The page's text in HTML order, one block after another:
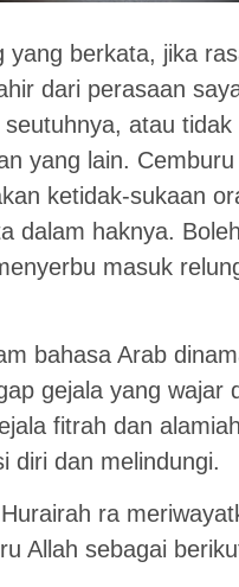
yang berkata, jika
dari perasaan
seutuhnya, atau tidak
yang lain.
ketidak-sukaan
dalam haknya.
masuk
bahasa Arab
gejala yang wajar
fitrah dan
diri dan melindungi.
ra
Allah sebagai